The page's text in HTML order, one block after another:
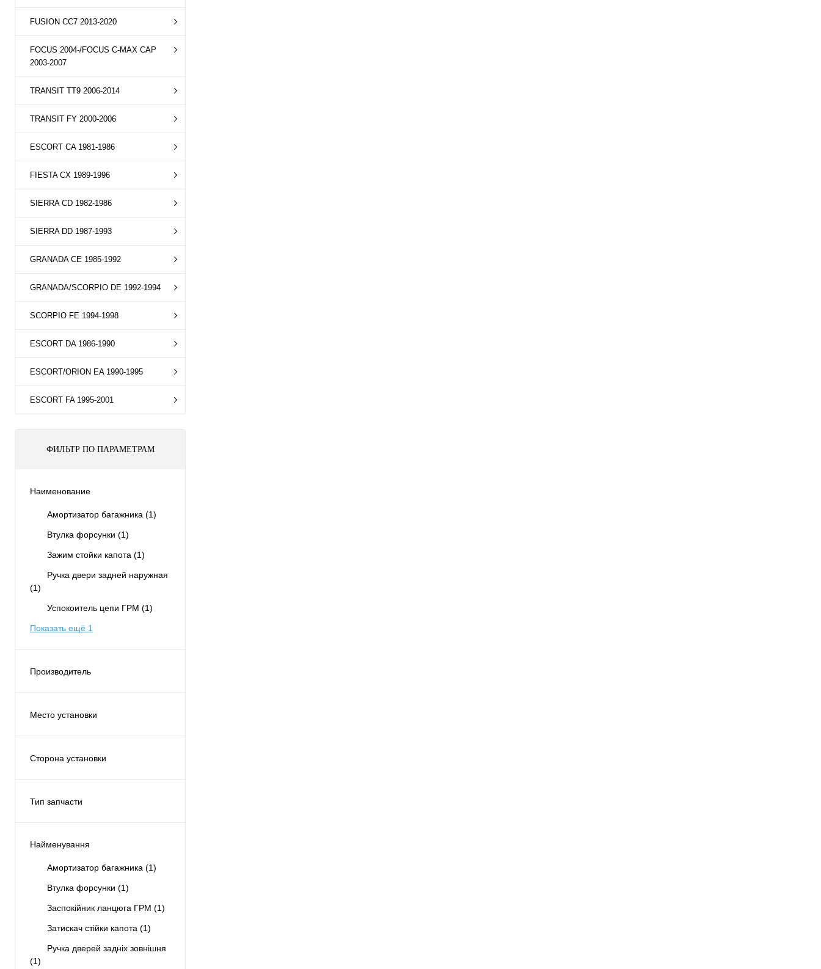
FUSION CC7 2013-2020
FOCUS 2004-/FOCUS C-MAX CAP
2003-2007
TRANSIT TT9 2006-2014
TRANSIT FY 2000-2006
ESCORT CA 1981-1986
FIESTA CX 1989-1996
SIERRA CD 1982-1986
SIERRA DD 1987-1993
GRANADA CE 1985-1992
GRANADA/SCORPIO DE 1992-1994
SCORPIO FE 1994-1998
ESCORT DA 1986-1990
ESCORT/ORION EA 1990-1995
ESCORT FA 1995-2001
ФИЛЬТР ПО ПАРАМЕТРАМ
Наименование
Амортизатор багажника (1)
Втулка форсунки (1)
Зажим стойки капота (1)
Ручка двери задней наружная
(1)
Успокоитель цепи ГРМ (1)
Показать ещё 1
Производитель
Место установки
Сторона установки
Тип запчасти
Найменування
Амортизатор багажника (1)
Втулка форсунки (1)
Заспокійник ланцюга ГРМ (1)
Затискач стійки капота (1)
Ручка дверей задніх зовнішня
(1)